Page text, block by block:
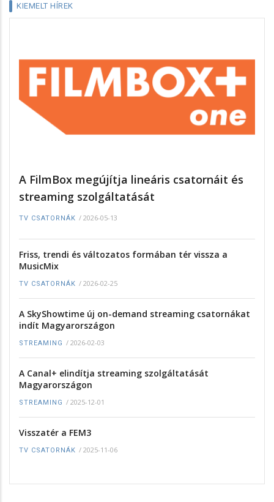
KIEMELT HÍREK
A FilmBox megújítja lineáris csatornáit és
streaming szolgáltatását
TV CSATORNÁK / 2026-05-13
Friss, trendi és változatos formában tér vissza a
MusicMix
TV CSATORNÁK / 2026-02-25
A SkyShowtime új on-demand streaming csatornákat
indít Magyarországon
STREAMING / 2026-02-03
A Canal+ elindítja streaming szolgáltatását
Magyarországon
STREAMING / 2025-12-01
Visszatér a FEM3
TV CSATORNÁK / 2025-11-06